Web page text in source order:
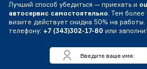
Лучший способ убедиться — приехать и
автосервис самостоятельно. Тем более
визите действует скидка 50% на
телефону: +7 (343)302-17-80 или